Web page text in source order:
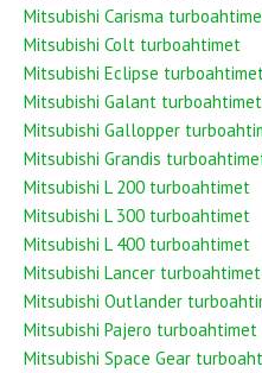
Mitsubishi Carisma
Mitsubishi Colt turboahtimet
Mitsubishi Eclipse
Mitsubishi Galant turboahtimet
Mitsubishi Gallopper
Mitsubishi Grandis
Mitsubishi L 200 turboahtimet
Mitsubishi L 300 turboahtimet
Mitsubishi L 400 turboahtimet
Mitsubishi Lancer turboahtimet
Mitsubishi Outlander
Mitsubishi Pajero turboahtimet
Mitsubishi Space Gear